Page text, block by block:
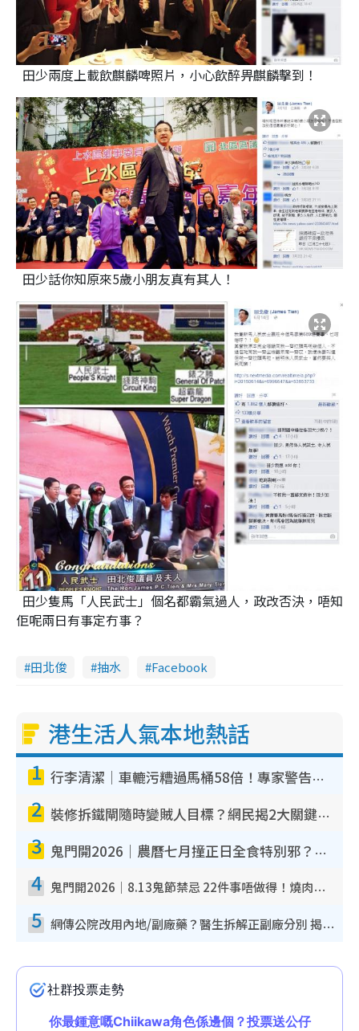
田少兩度上載飲麒麟啤照片，小心飲醉畀麒麟擊到！
田少話你知原來5歲小朋友真有其人！
田少隻馬「人民武士」個名都霸氣過人，政改否決，唔知
佢呢兩日有事定冇事？
田北俊 抽水 Facebook
港生活人氣本地熱話
1 行李清潔｜車轆污糟過馬桶58倍！專家警告忌用酒精抹 教1招免污手除菌
2 裝修拆鐵閘隨時變賊人目標？網民揭2大關鍵用途：裝新式等於白裝？附新舊鐵閘分別
3 鬼門開2026｜農曆七月撞正日全食特別邪？專家警告切忌做一事！揭4大禁忌+2招保平安
4 鬼門開2026｜8.13鬼節禁忌 22件事唔做得！燒肉、刺身要少食？半夜勿吹口哨/打呢個電話
5 網傳公院改用內地/副廠藥？醫生拆解正副廠分別 揭4類人換藥隨時出事